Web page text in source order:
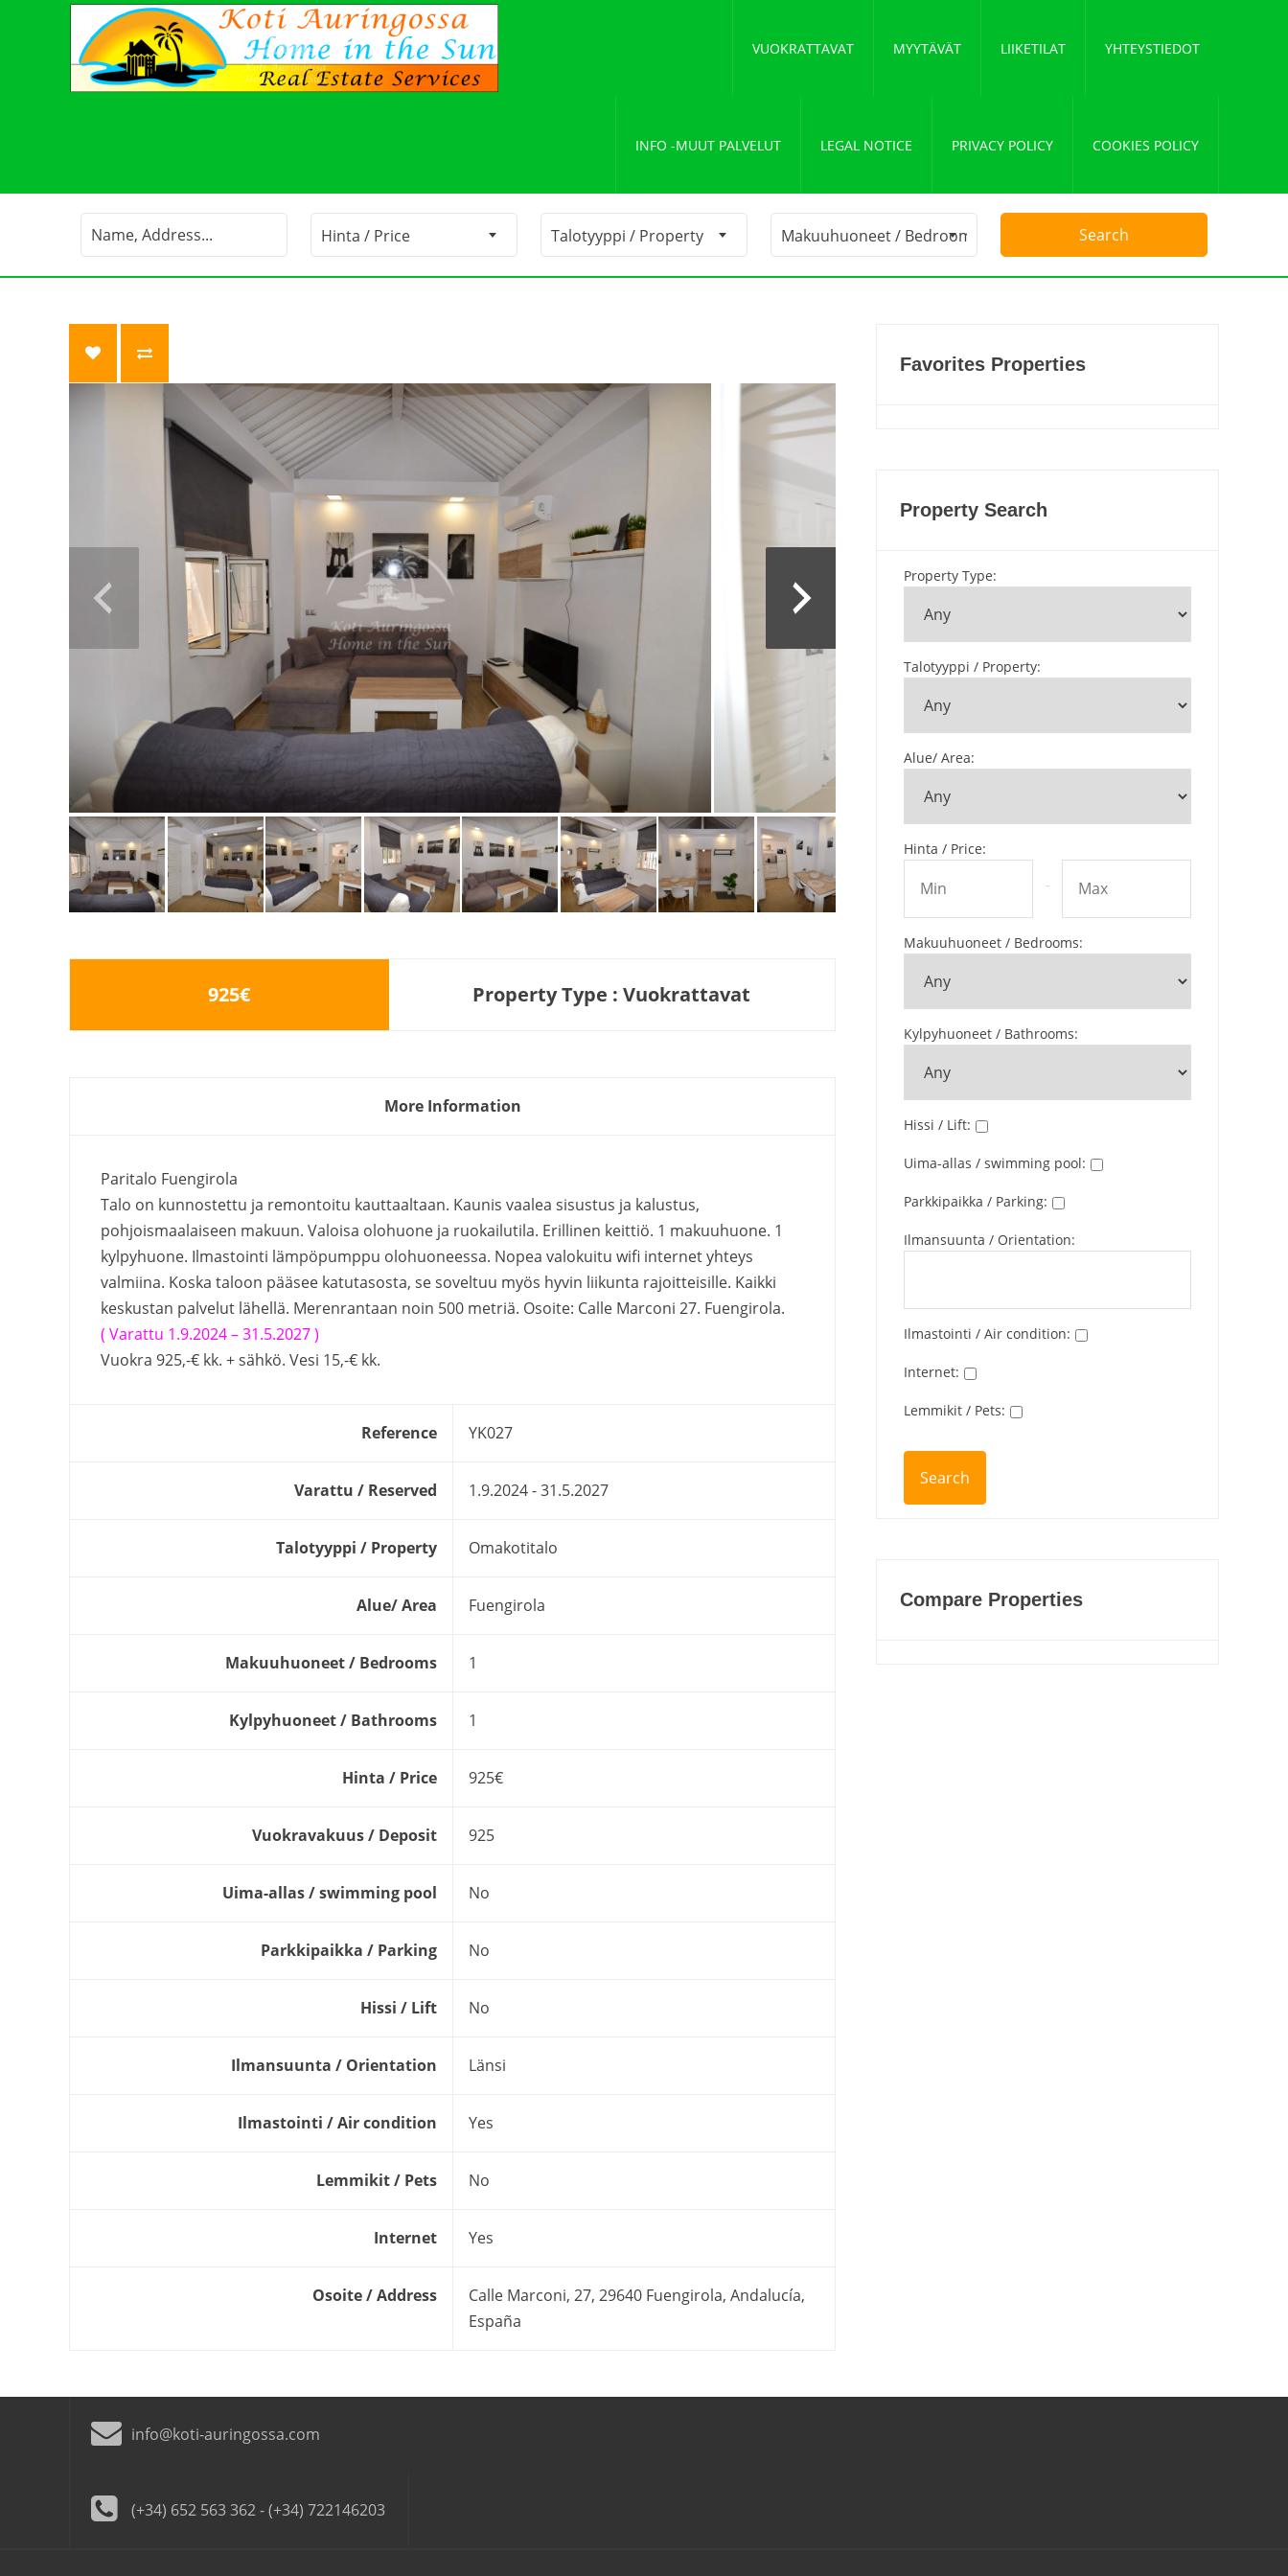
VUOKRATTAVAT MYYTÄVÄT LIIKETILAT YHTEYSTIEDOT
INFO -MUUT PALVELUT LEGAL NOTICE PRIVACY POLICY COOKIES POLICY
925€ Property Type : Vuokrattavat
More Information
Paritalo Fuengirola
Talo on kunnostettu ja remontoitu kauttaaltaan. Kaunis vaalea sisustus ja kalustus,
pohjoismaalaiseen makuun. Valoisa olohuone ja ruokailutila. Erillinen keittiö. 1 makuuhuone. 1
kylpyhuone. Ilmastointi lämpöpumppu olohuoneessa. Nopea valokuitu wifi internet yhteys
valmiina. Koska taloon pääsee katutasosta, se soveltuu myös hyvin liikunta rajoitteisille. Kaikki
keskustan palvelut lähellä. Merenrantaan noin 500 metriä. Osoite: Calle Marconi 27. Fuengirola.
( Varattu 1.9.2024 – 31.5.2027 )
Vuokra 925,-€ kk. + sähkö. Vesi 15,-€ kk.
Reference YK027
Varattu / Reserved 1.9.2024 - 31.5.2027
Talotyyppi / Property Omakotitalo
Alue/ Area Fuengirola
Makuuhuoneet / Bedrooms 1
Kylpyhuoneet / Bathrooms 1
Hinta / Price 925€
Vuokravakuus / Deposit 925
Uima-allas / swimming pool No
Parkkipaikka / Parking No
Hissi / Lift No
Ilmansuunta / Orientation Länsi
Ilmastointi / Air condition Yes
Lemmikit / Pets No
Internet Yes
Osoite / Address
Calle Marconi, 27, 29640 Fuengirola, Andalucía,
España
Favorites Properties
Property Search
Property Type:
Talotyyppi / Property:
Alue/ Area:
Hinta / Price:
-
Makuuhuoneet / Bedrooms:
Kylpyhuoneet / Bathrooms:
Hissi / Lift:
Uima-allas / swimming pool:
Parkkipaikka / Parking:
Ilmansuunta / Orientation:
Ilmastointi / Air condition:
Internet:
Lemmikit / Pets:
Compare Properties
info@koti-auringossa.com
(+34) 652 563 362 - (+34) 722146203